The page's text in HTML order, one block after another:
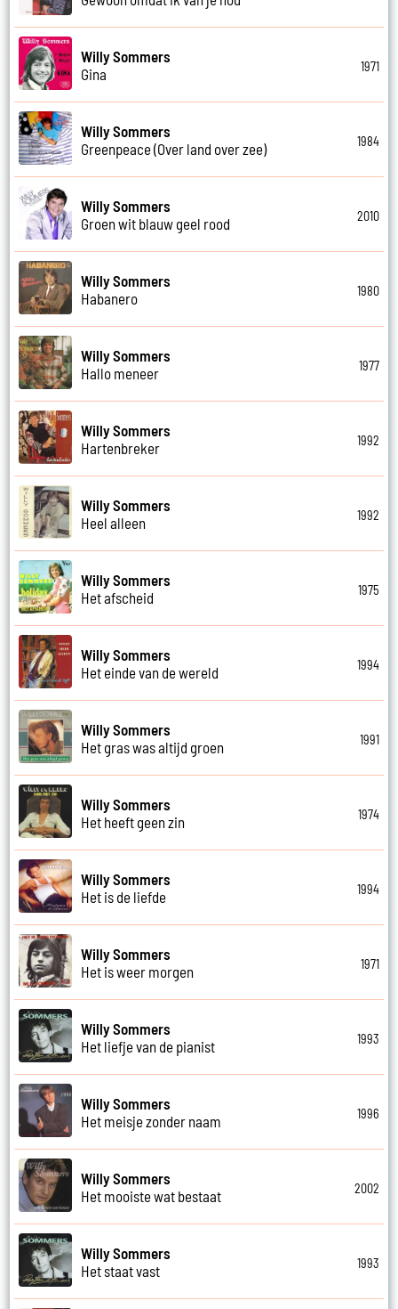
Willy Sommers
Gina
1971
Willy Sommers
Greenpeace (Over land over zee)
1984
Willy Sommers
Groen wit blauw geel rood
2010
Willy Sommers
Habanero
1980
Willy Sommers
Hallo meneer
1977
Willy Sommers
Hartenbreker
1992
Willy Sommers
Heel alleen
1992
Willy Sommers
Het afscheid
1975
Willy Sommers
Het einde van de wereld
1994
Willy Sommers
Het gras was altijd groen
1991
Willy Sommers
Het heeft geen zin
1974
Willy Sommers
Het is de liefde
1994
Willy Sommers
Het is weer morgen
1971
Willy Sommers
Het liefje van de pianist
1993
Willy Sommers
Het meisje zonder naam
1996
Willy Sommers
Het mooiste wat bestaat
2002
Willy Sommers
Het staat vast
1993